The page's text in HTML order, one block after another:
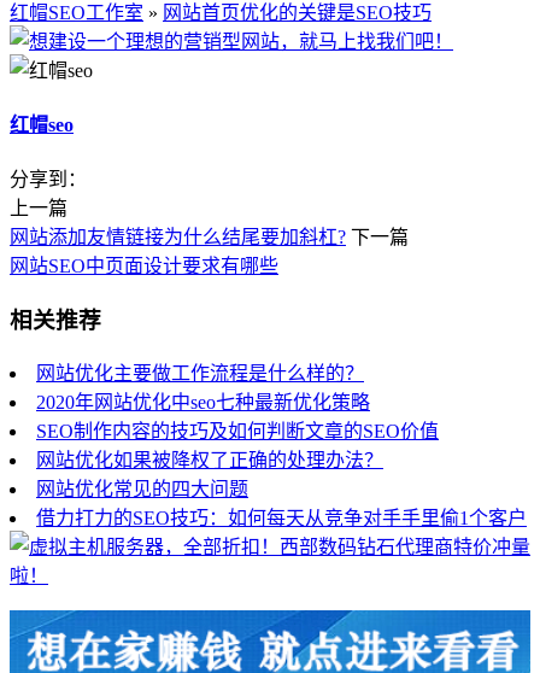
红帽SEO工作室 » 网站首页优化的关键是SEO技巧
红帽seo
分享到：
上一篇
网站添加友情链接为什么结尾要加斜杠? 下一篇
网站SEO中页面设计要求有哪些
相关推荐
网站优化主要做工作流程是什么样的？
2020年网站优化中seo七种最新优化策略
SEO制作内容的技巧及如何判断文章的SEO价值
网站优化如果被降权了正确的处理办法？
网站优化常见的四大问题
借力打力的SEO技巧：如何每天从竞争对手手里偷1个客户